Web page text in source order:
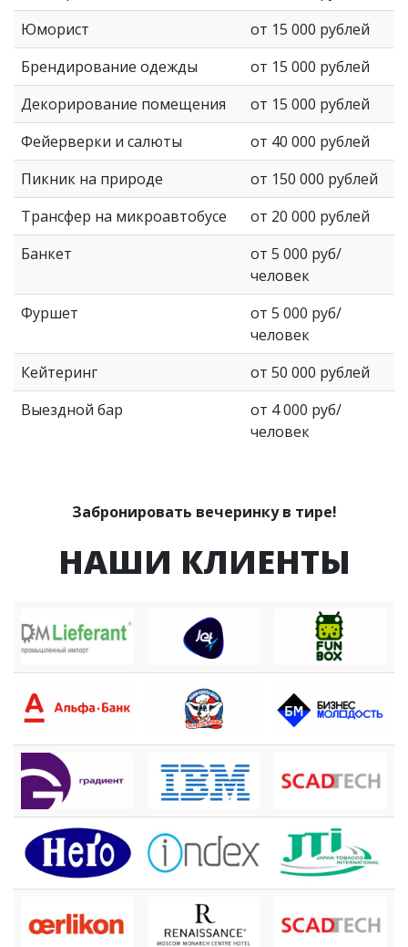
Юморист
от 15 000 рублей
Брендирование одежды
от 15 000 рублей
Декорирование помещения
от 15 000 рублей
Фейерверки и салюты
от 40 000 рублей
Пикник на природе
от 150 000 рублей
Трансфер на микроавтобусе
от 20 000 рублей
Банкет
от 5 000 руб/
человек
Фуршет
от 5 000 руб/
человек
Кейтеринг
от 50 000 рублей
Выездной бар
от 4 000 руб/
человек
Забронировать вечеринку в тире!
НАШИ КЛИЕНТЫ